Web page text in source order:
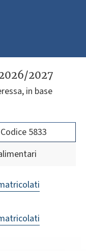
2027
in base
Codice 5833